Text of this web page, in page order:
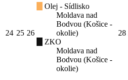
24 25 26
Olej - Sídlisko
Moldava nad
Bodvou (Košice -
okolie)
ZKO
Moldava nad
Bodvou (Košice -
okolie)
28